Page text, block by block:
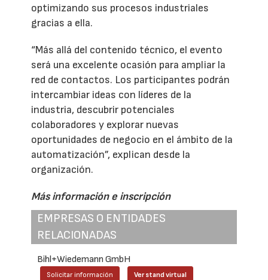
optimizando sus procesos industriales
gracias a ella.
“Más allá del contenido técnico, el evento
será una excelente ocasión para ampliar la
red de contactos. Los participantes podrán
intercambiar ideas con líderes de la
industria, descubrir potenciales
colaboradores y explorar nuevas
oportunidades de negocio en el ámbito de la
automatización”, explican desde la
organización.
Más información e inscripción
EMPRESAS O ENTIDADES
RELACIONADAS
Bihl+Wiedemann GmbH
Solicitar información Ver stand virtual